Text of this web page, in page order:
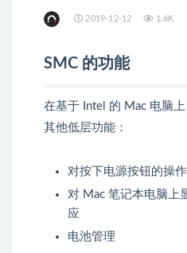
2019-12-12 1.6K
SMC 的功能
在基于 Intel 的 Mac 电脑
其他低层功能：
对按下电源按钮的操
对 Mac 笔记本电脑上
应
电池管理